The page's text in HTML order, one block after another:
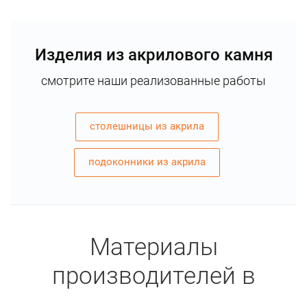
Изделия из акрилового камня
смотрите наши реализованные работы
столешницы из акрила
подоконники из акрила
Материалы
производителей в